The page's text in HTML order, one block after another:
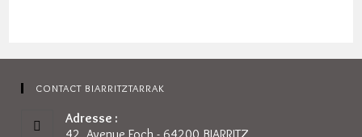
CONTACT BIARRITZTARRAK
Adresse :